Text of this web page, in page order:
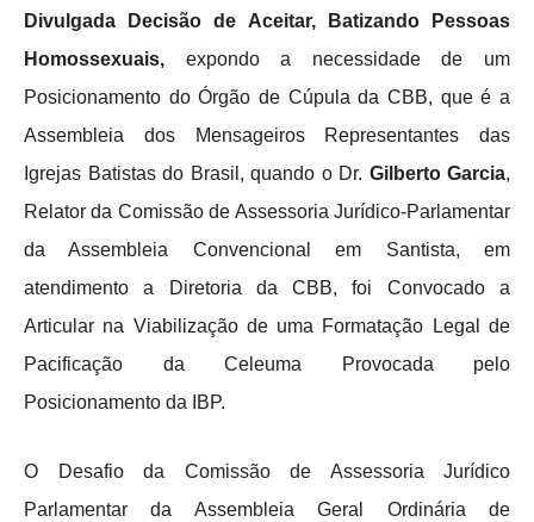
Divulgada Decisão de Aceitar, Batizando Pessoas
Homossexuais, expondo a necessidade de um
Posicionamento do Órgão de Cúpula da CBB, que é a
Assembleia dos Mensageiros Representantes das
Igrejas Batistas do Brasil, quando o Dr. Gilberto Garcia,
Relator da Comissão de Assessoria Jurídico-Parlamentar
da Assembleia Convencional em Santista, em
atendimento a Diretoria da CBB, foi Convocado a
Articular na Viabilização de uma Formatação Legal de
Pacificação da Celeuma Provocada pelo
Posicionamento da IBP.
O Desafio da Comissão de Assessoria Jurídico
Parlamentar da Assembleia Geral Ordinária de